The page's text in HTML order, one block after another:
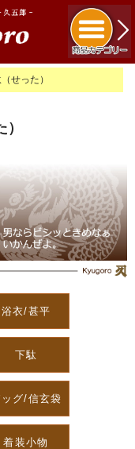
せった）
浴衣/甚平
下駄
グ/信玄袋
着装小物